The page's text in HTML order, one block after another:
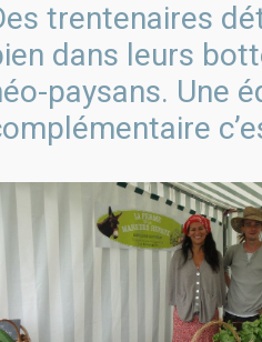
trentenaires
dans leurs
paysans. Une